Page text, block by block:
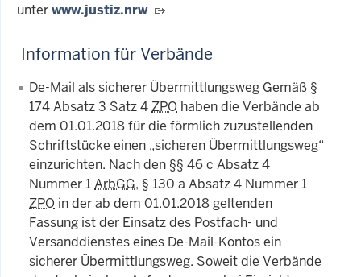
unterwww.justiz.nrw
Information für Verbände
De-Mail als sicherer Übermittlungsweg Gemäß §
174 Absatz 3 Satz 4ZPO haben die Verbände ab
dem 01.01.2018 für die förmlich zuzustellenden
Schriftstücke einen „sicheren Übermittlungsweg“
einzurichten. Nach den §§ 46 c Absatz 4
Nummer 1ArbGG, § 130 a Absatz 4 Nummer 1
ZPO in der ab dem 01.01.2018 geltenden
Fassung ist der Einsatz des Postfach- und
Versanddienstes eines De-Mail-Kontos ein
sicherer Übermittlungsweg. Soweit die Verbände